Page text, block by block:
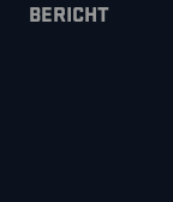
BERICHT